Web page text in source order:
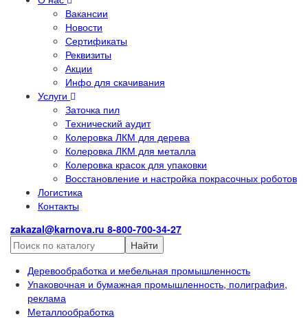
Вакансии
Новости
Сертификаты
Реквизиты
Акции
Инфо для скачивания
Услуги
Заточка пил
Технический аудит
Колеровка ЛКМ для дерева
Колеровка ЛКМ для металла
Колеровка красок для упаковки
Восстановление и настройка покрасочных роботов
Логистика
Контакты
zakazal@karnova.ru 8-800-700-34-27
Найти
Деревообработка и мебельная промышленность
Упаковочная и бумажная промышленность, полиграфия,
реклама
Металлообработка